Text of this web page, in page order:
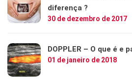
diferença ?
30 de dezembro de 2017
DOPPLER – O
01 de janeiro de 2018